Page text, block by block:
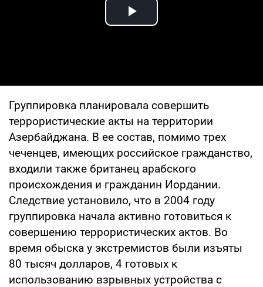
Play Video
Группировка планировала совершить
террористические акты на территории
Азербайджана. В ее состав, помимо трех
чеченцев, имеющих российское гражданство,
входили также британец арабского
происхождения и гражданин Иордании.
Следствие установило, что в 2004 году
группировка начала активно готовиться к
совершению террористических актов. Во
время обыска у экстремистов были изъяты
80 тысяч долларов, 4 готовых к
использованию взрывных устройства с